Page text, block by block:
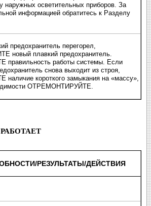
наружных осветительных приборов. За
информацией обратитесь к Разделу
предохранитель перегорел,
новый плавкий предохранитель.
правильность работы системы. Если
снова выходит из строя,
наличие короткого замыкания на «массу»,
ОТРЕМОНТИРУЙТЕ.
РЕЗУЛЬТАТЫ/ДЕЙСТВИЯ